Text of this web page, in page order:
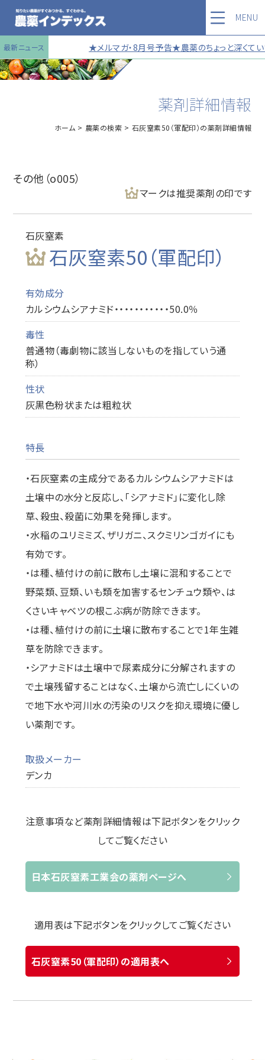
最新ニュース ★メルマガ・8月号予告★農薬のちょっと深く
MENU
薬剤詳細情報
ホーム 農薬の検索 石灰窒素50（軍配印）の薬剤詳細情報
その他（o005）
マークは推奨薬剤の印です
石灰窒素
石灰窒素50（軍配印）
有効成分
カルシウムシアナミド・・・・・・・・・・・50.0％
毒性
普通物（毒劇物に該当しないものを指していう通
称）
性状
灰黒色粉状または粗粒状
特長
・石灰窒素の主成分であるカルシウムシアナミドは
土壌中の水分と反応し､「シアナミド」に変化し除
草、殺虫、殺菌に効果を発揮します。
・水稲のユリミミズ、ザリガニ、スクミリンゴガイにも
有効です。
・は種、植付けの前に散布し土壌に混和することで
野菜類、豆類、いも類を加害するセンチュウ類や、は
くさいキャベツの根こぶ病が防除できます。
・は種、植付けの前に土壌に散布することで1年生雑
草を防除できます。
・シアナミドは土壌中で尿素成分に分解されますの
で土壌残留することはなく､土壌から流亡しにくいの
で地下水や河川水の汚染のリスクを抑え環境に優し
い薬剤です。
取扱メーカー
デンカ
注意事項など薬剤詳細情報は下記ボタンをクリック
してご覧ください
日本石灰窒素工業会の薬剤ページへ
適用表は下記ボタンをクリックしてご覧ください
石灰窒素50（軍配印）の適用表へ